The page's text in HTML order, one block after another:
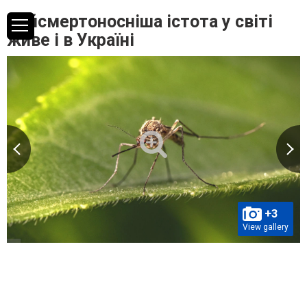
Найсмертоносніша істота у світі
живе і в Україні
+3
View gallery